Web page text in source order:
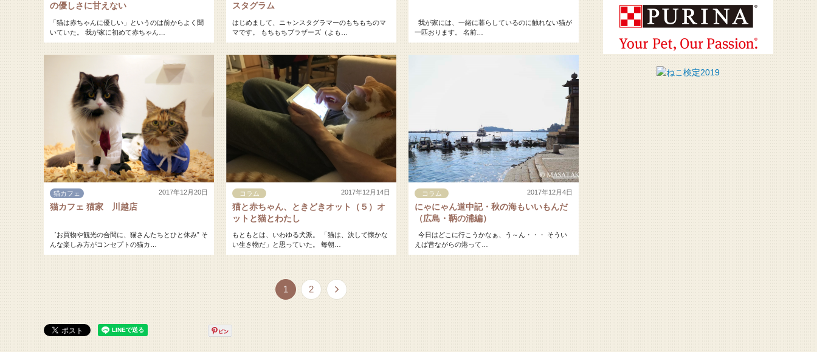
の優しさに甘えない
「猫は赤ちゃんに優しい」というのは前からよく聞
いていた。 我が家に初めて赤ちゃん…
スタグラム
はじめまして、ニャンスタグラマーのもちもちのマ
マです。 もちもちブラザーズ（よも…
我が家には、一緒に暮らしているのに触れない猫が
一匹おります。 名前…
猫カフェ 2017年12月20日
猫カフェ 猫家 川越店
゛お買物や観光の合間に、猫さんたちとひと休み” そ
んな楽しみ方がコンセプトの猫カ…
コラム 2017年12月14日
猫と赤ちゃん、ときどきオット（５）オ
ットと猫とわたし
もともとは、いわゆる犬派。 「猫は、決して懐かな
い生き物だ」と思っていた。 毎朝…
コラム 2017年12月4日
にゃにゃん道中記・秋の海もいいもんだ
（広島・鞆の浦編）
今日はどこに行こうかなぁ、う～ん・・・ そうい
えば昔ながらの港って…
1 2